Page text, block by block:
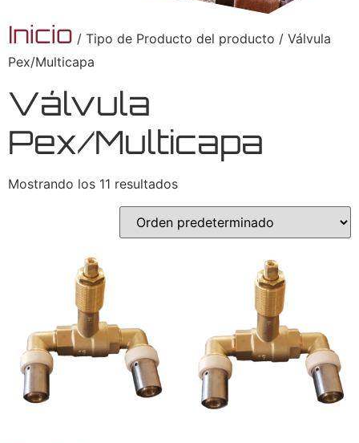
Inicio / Tipo de Producto del producto / Válvula
Pex/Multicapa
Válvula
Pex/Multicapa
Mostrando los 11 resultados